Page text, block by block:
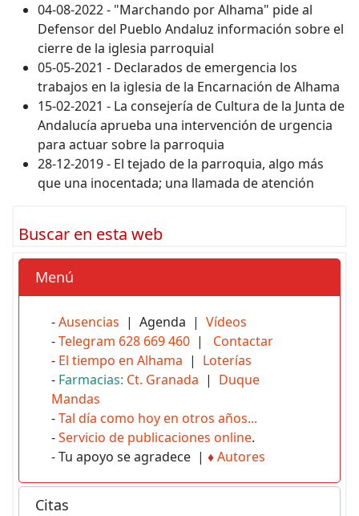
04-08-2022 - "Marchando por Alhama" pide al
Defensor del Pueblo Andaluz información sobre el
cierre de la iglesia parroquial
05-05-2021 - Declarados de emergencia los
trabajos en la iglesia de la Encarnación de Alhama
15-02-2021 - La consejería de Cultura de la Junta de
Andalucía aprueba una intervención de urgencia
para actuar sobre la parroquia
28-12-2019 - El tejado de la parroquia, algo más
que una inocentada; una llamada de atención
Buscar en esta web
Menú
-Ausencias | Agenda | Vídeos
-Telegram 628 669 460 | Contactar
- El tiempo en Alhama | Loterías
- Farmacias: Ct. Granada | Duque
Mandas
-Tal día como hoy en otros años...
-Servicio de publicaciones online.
- Tu apoyo se agradece | ♦Autores
Citas